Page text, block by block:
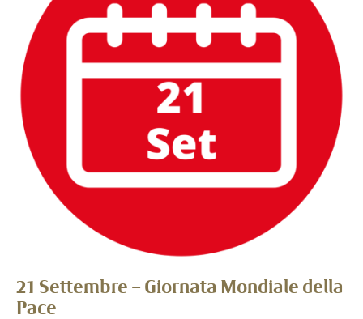
21 Settembre – Giornata Mondiale della
Pace